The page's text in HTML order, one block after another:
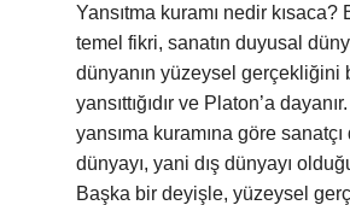
Yansıtma kuramı nedir kısaca?
temel fikri, sanatın duyusal
dünyanın yüzeysel gerçekliğini
yansıttığıdır ve Platon’a
yansıma kuramına göre sanatçı
dünyayı, yani dış dünyayı
Başka bir deyişle, yüzeysel